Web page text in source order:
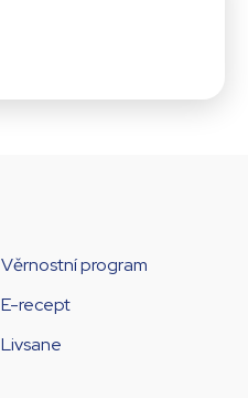
Věrnostní program
E-recept
Livsane